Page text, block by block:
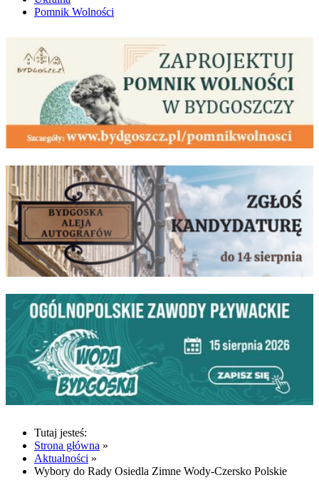
Pomnik Wolności
Tutaj jesteś:
Strona główna »
Aktualności »
Wybory do Rady Osiedla Zimne Wody-Czersko Polskie